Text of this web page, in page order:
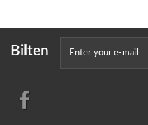
Bilten